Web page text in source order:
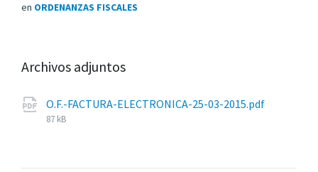
en ORDENANZAS FISCALES
Archivos adjuntos
O.F.-FACTURA-ELECTRONICA-25-03-2015.pdf
87 kB